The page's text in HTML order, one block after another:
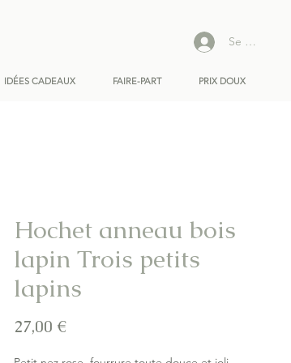
IDÉES CADEAUX FAIRE-PART PRIX DOUX
Se connecter
Hochet anneau bois
lapin Trois petits
lapins
27,00 €Prix